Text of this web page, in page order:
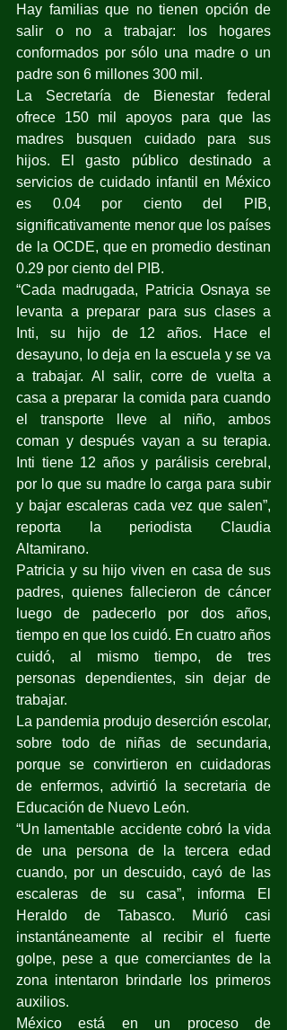
Hay familias que no tienen opción de
salir o no a trabajar: los hogares
conformados por sólo una madre o un
padre son 6 millones 300 mil.
La Secretaría de Bienestar federal
ofrece 150 mil apoyos para que las
madres busquen cuidado para sus
hijos. El gasto público destinado a
servicios de cuidado infantil en México
es 0.04 por ciento del PIB,
significativamente menor que los países
de la OCDE, que en promedio destinan
0.29 por ciento del PIB.
“Cada madrugada, Patricia Osnaya se
levanta a preparar para sus clases a
Inti, su hijo de 12 años. Hace el
desayuno, lo deja en la escuela y se va
a trabajar. Al salir, corre de vuelta a
casa a preparar la comida para cuando
el transporte lleve al niño, ambos
coman y después vayan a su terapia.
Inti tiene 12 años y parálisis cerebral,
por lo que su madre lo carga para subir
y bajar escaleras cada vez que salen”,
reporta la periodista Claudia
Altamirano.
Patricia y su hijo viven en casa de sus
padres, quienes fallecieron de cáncer
luego de padecerlo por dos años,
tiempo en que los cuidó. En cuatro años
cuidó, al mismo tiempo, de tres
personas dependientes, sin dejar de
trabajar.
La pandemia produjo deserción escolar,
sobre todo de niñas de secundaria,
porque se convirtieron en cuidadoras
de enfermos, advirtió la secretaria de
Educación de Nuevo León.
“Un lamentable accidente cobró la vida
de una persona de la tercera edad
cuando, por un descuido, cayó de las
escaleras de su casa”, informa El
Heraldo de Tabasco. Murió casi
instantáneamente al recibir el fuerte
golpe, pese a que comerciantes de la
zona intentaron brindarle los primeros
auxilios.
México está en un proceso de